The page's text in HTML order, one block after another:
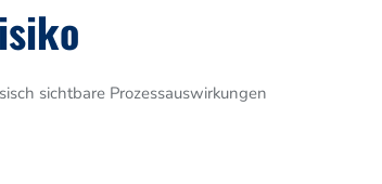
sichtbare Prozessauswirkungen